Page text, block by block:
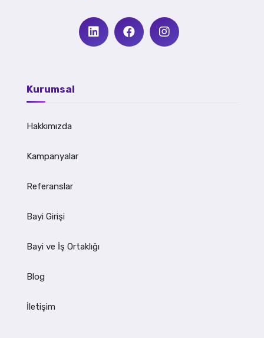
Kurumsal
Hakkımızda
Kampanyalar
Referanslar
Bayi Girişi
Bayi ve İş Ortaklığı
Blog
İletişim